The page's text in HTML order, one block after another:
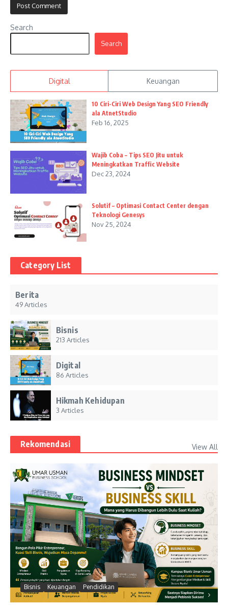
Search
Search
Digital Keuangan
10 Ciri-Ciri Web Design Yang SEO Friendly
ala AtnetStudio
Feb 16, 2025
Wajib Coba – Tips SEO Jitu untuk
Meningkatkan Traffic Website
Dec 23, 2024
Solutif – Optimasi Contact Center dengan
Teknologi Genesys
Nov 25, 2024
Category List
Berita
49 Articles
Bisnis
213 Articles
Digital
86 Articles
Hikmah Kehidupan
3 Articles
Rekomendasi View All
Bisnis Keuangan Pendidikan